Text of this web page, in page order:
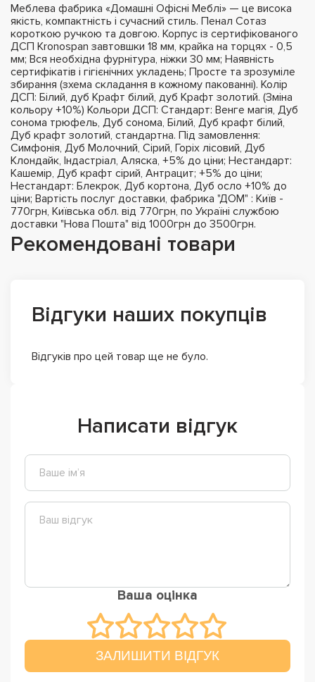
Меблева фабрика «Домашні Офісні Меблі» — це висока
якість, компактність і сучасний стиль. Пенал Сотаз
короткою ручкою та довгою. Корпус із сертифікованого
ДСП Kronospan завтовшки 18 мм, крайка на торцях - 0,5
мм; Вся необхідна фурнітура, ніжки 30 мм; Наявність
сертифікатів і гігієнічних укладень; Просте та зрозуміле
збирання (зхема складання в кожному пакованні). Колір
ДСП: Білий, дуб Крафт білий, дуб Крафт золотий. (Зміна
кольору +10%) Кольори ДСП: Стандарт: Венге магія, Дуб
сонома трюфель, Дуб сонома, Білий, Дуб крафт білий,
Дуб крафт золотий, стандартна. Під замовлення:
Симфонія, Дуб Молочний, Сірий, Горіх лісовий, Дуб
Клондайк, Індастріал, Аляска, +5% до ціни; Нестандарт:
Кашемір, Дуб крафт сірий, Антрацит; +5% до ціни;
Нестандарт: Блекрок, Дуб кортона, Дуб осло +10% до
ціни; Вартість послуг доставки, фабрика "ДОМ" : Київ -
770грн, Київська обл. від 770грн, по Україні службою
доставки "Нова Пошта" від 1000грн до 3500грн.
Рекомендовані товари
Відгуки наших покупців
Відгуків про цей товар ще не було.
Написати відгук
Ваша оцінка
ЗАЛИШИТИ ВІДГУК